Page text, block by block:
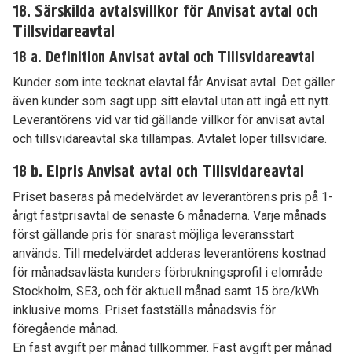
18. Särskilda avtalsvillkor för Anvisat avtal och
Tillsvidareavtal
18 a. Definition Anvisat avtal och Tillsvidareavtal
Kunder som inte tecknat elavtal får Anvisat avtal. Det gäller
även kunder som sagt upp sitt elavtal utan att ingå ett nytt.
Leverantörens vid var tid gällande villkor för anvisat avtal
och tillsvidareavtal ska tillämpas. Avtalet löper tillsvidare.
18 b. Elpris Anvisat avtal och Tillsvidareavtal
Priset baseras på medelvärdet av leverantörens pris på 1-
årigt fastprisavtal de senaste 6 månaderna. Varje månads
först gällande pris för snarast möjliga leveransstart
används. Till medelvärdet adderas leverantörens kostnad
för månadsavlästa kunders förbrukningsprofil i elområde
Stockholm, SE3, och för aktuell månad samt 15 öre/kWh
inklusive moms. Priset fastställs månadsvis för
föregående månad.
En fast avgift per månad tillkommer. Fast avgift per månad